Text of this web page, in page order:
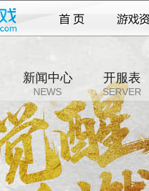
新闻中心
NEWS
开服表
SERVER